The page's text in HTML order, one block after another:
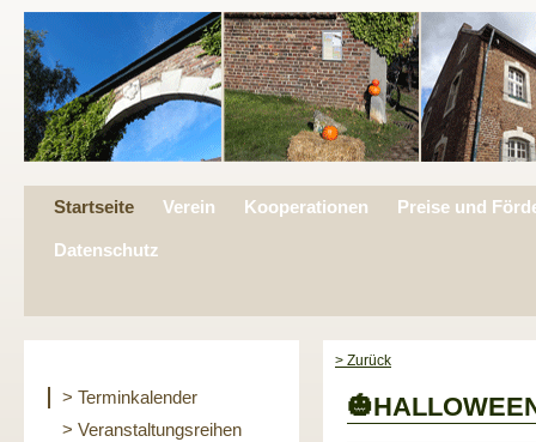
Startseite Verein Kooperationen Preise und
Datenschutz
> Terminkalender
> Veranstaltungsreihen
> Zurück